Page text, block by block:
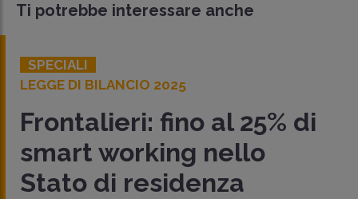
Ti potrebbe interessare anche
SPECIALI
LEGGE DI BILANCIO 2025
Frontalieri: fino al 25% di
smart working nello
Stato di residenza